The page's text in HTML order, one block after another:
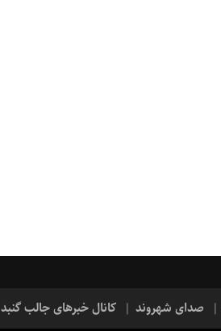
صدای شهروند کانال خبرهای جالب گنبد